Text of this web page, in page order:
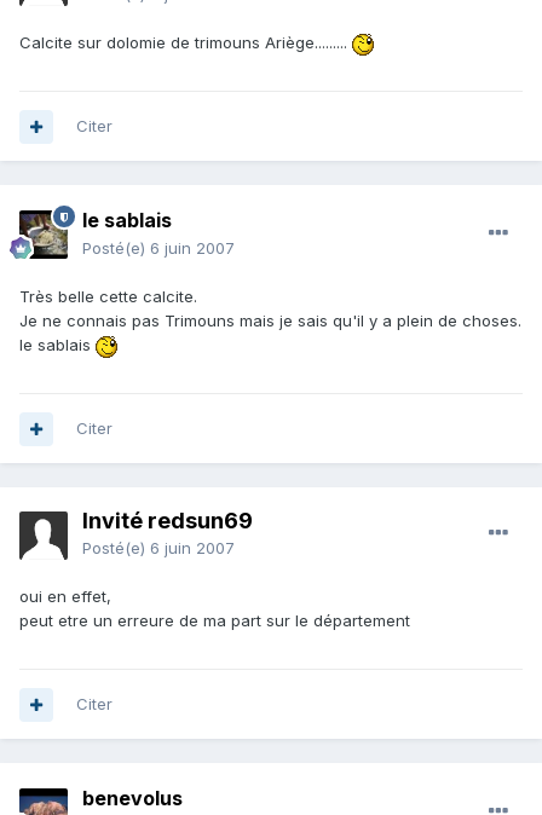
Calcite sur dolomie de trimouns Ariège.........
Citer
le sablais
Posté(e) 6 juin 2007
Très belle cette calcite.
Je ne connais pas Trimouns mais je sais qu'il y a plein de choses.
le sablais
Citer
Invité redsun69
Posté(e) 6 juin 2007
oui en effet,
peut etre un erreure de ma part sur le département
Citer
benevolus